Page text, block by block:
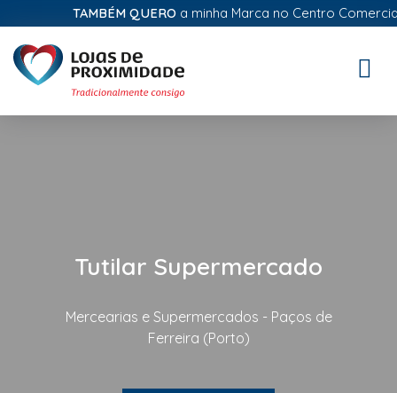
TAMBÉM QUEROa minha Marca no Centro Comercial
Tutilar Supermercado
Mercearias e Supermercados - Paços de
Ferreira (Porto)